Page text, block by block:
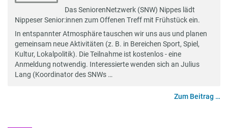
Das SeniorenNetzwerk (SNW) Nippes lädt
Nippeser Senior:innen zum Offenen Treff mit Frühstück ein.
In entspannter Atmosphäre tauschen wir uns aus und planen
gemeinsam neue Aktivitäten (z. B. in Bereichen Sport, Spiel,
Kultur, Lokalpolitik). Die Teilnahme ist kostenlos - eine
Anmeldung notwendig. Interessierte wenden sich an Julius
Lang (Koordinator des SNWs …
Zum Beitrag …